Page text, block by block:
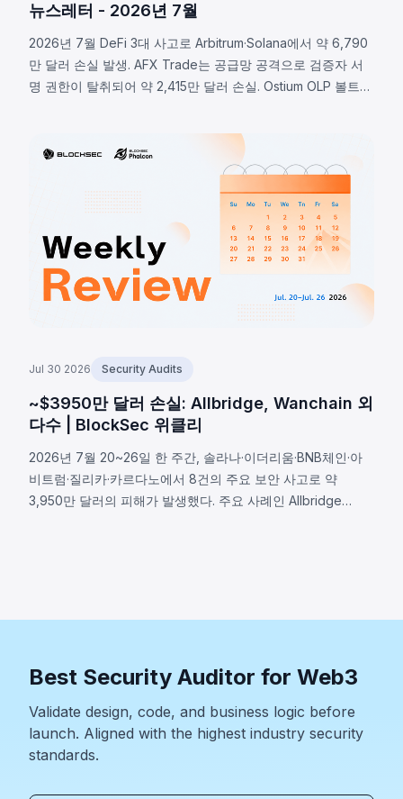
뉴스레터 - 2026년 7월
2026년 7월 DeFi 3대 사고로 Arbitrum·Solana에서 약 6,790
만 달러 손실 발생. AFX Trade는 공급망 공격으로 검증자 서
명 권한이 탈취되어 약 2,415만 달러 손실. Ostium OLP 볼트는
과시켜 약 2,000만 달러 손실. 세 사고 모두 프로토콜 보안 범
위가 스마트 컨트랙트 코드를 훨씬 초월함을 보여준다.
Jul 30 2026 Security Audits
~$3950만 달러 손실: Allbridge, Wanchain 외
다수 | BlockSec 위클리
2026년 7월 20~26일 한 주간, 솔라나·이더리움·BNB체인·아
비트럼·질리카·카르다노에서 8건의 주요 보안 사고로 약
3,950만 달러의 피해가 발생했다. 주요 사례인 Allbridge
Best Security Auditor for Web3
Validate design, code, and business logic before
launch. Aligned with the highest industry security
standards.